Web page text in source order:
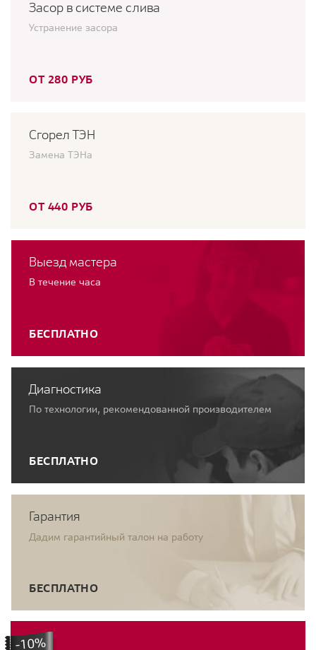
Засор в системе слива
Устранение засора
ОТ 280 РУБ
Сгорел ТЭН
Замена ТЭНа
ОТ 440 РУБ
Выезд мастера
В течение часа
БЕСПЛАТНО
Диагностика
По технологии, рекомендованной производителем
БЕСПЛАТНО
Гарантия
Дадим гарантийный талон на работу
БЕСПЛАТНО